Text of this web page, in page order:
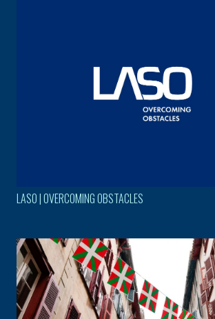
LASO | OVERCOMING OBSTACLES